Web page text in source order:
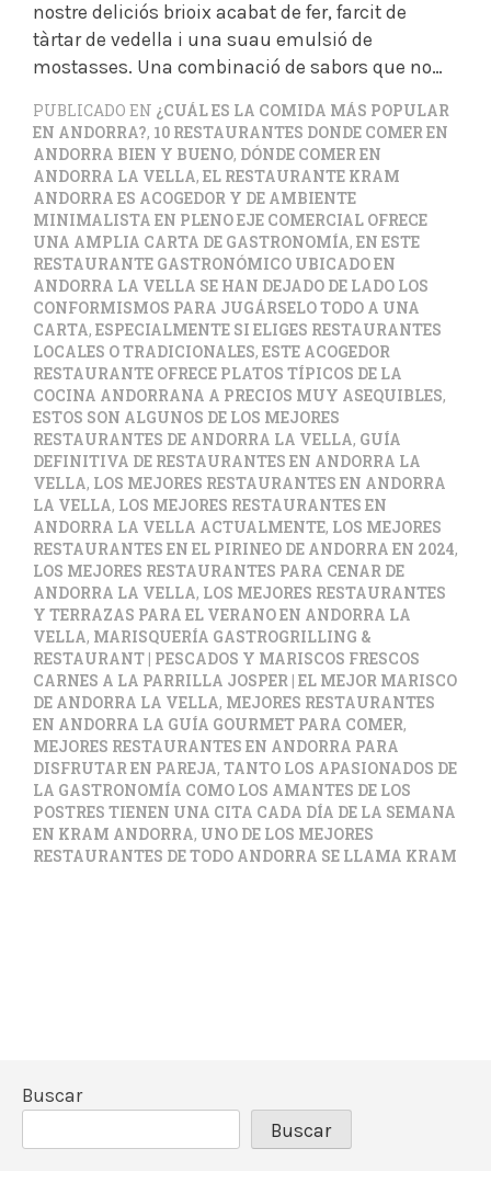
nostre deliciós brioix acabat de fer, farcit de
tàrtar de vedella i una suau emulsió de
mostasses. Una combinació de sabors que no…
PUBLICADO EN ¿CUÁL ES LA COMIDA MÁS POPULAR
EN ANDORRA?, 10 RESTAURANTES DONDE COMER EN
ANDORRA BIEN Y BUENO, DÓNDE COMER EN
ANDORRA LA VELLA, EL RESTAURANTE KRAM
ANDORRA ES ACOGEDOR Y DE AMBIENTE
MINIMALISTA EN PLENO EJE COMERCIAL OFRECE
UNA AMPLIA CARTA DE GASTRONOMÍA, EN ESTE
RESTAURANTE GASTRONÓMICO UBICADO EN
ANDORRA LA VELLA SE HAN DEJADO DE LADO LOS
CONFORMISMOS PARA JUGÁRSELO TODO A UNA
CARTA, ESPECIALMENTE SI ELIGES RESTAURANTES
LOCALES O TRADICIONALES, ESTE ACOGEDOR
RESTAURANTE OFRECE PLATOS TÍPICOS DE LA
COCINA ANDORRANA A PRECIOS MUY ASEQUIBLES,
ESTOS SON ALGUNOS DE LOS MEJORES
RESTAURANTES DE ANDORRA LA VELLA, GUÍA
DEFINITIVA DE RESTAURANTES EN ANDORRA LA
VELLA, LOS MEJORES RESTAURANTES EN ANDORRA
LA VELLA, LOS MEJORES RESTAURANTES EN
ANDORRA LA VELLA ACTUALMENTE, LOS MEJORES
RESTAURANTES EN EL PIRINEO DE ANDORRA EN 2024,
LOS MEJORES RESTAURANTES PARA CENAR DE
ANDORRA LA VELLA, LOS MEJORES RESTAURANTES
Y TERRAZAS PARA EL VERANO EN ANDORRA LA
VELLA, MARISQUERÍA GASTROGRILLING &
RESTAURANT | PESCADOS Y MARISCOS FRESCOS
CARNES A LA PARRILLA JOSPER | EL MEJOR MARISCO
DE ANDORRA LA VELLA, MEJORES RESTAURANTES
EN ANDORRA LA GUÍA GOURMET PARA COMER,
MEJORES RESTAURANTES EN ANDORRA PARA
DISFRUTAR EN PAREJA, TANTO LOS APASIONADOS DE
LA GASTRONOMÍA COMO LOS AMANTES DE LOS
POSTRES TIENEN UNA CITA CADA DÍA DE LA SEMANA
EN KRAM ANDORRA, UNO DE LOS MEJORES
RESTAURANTES DE TODO ANDORRA SE LLAMA KRAM
Buscar
Buscar